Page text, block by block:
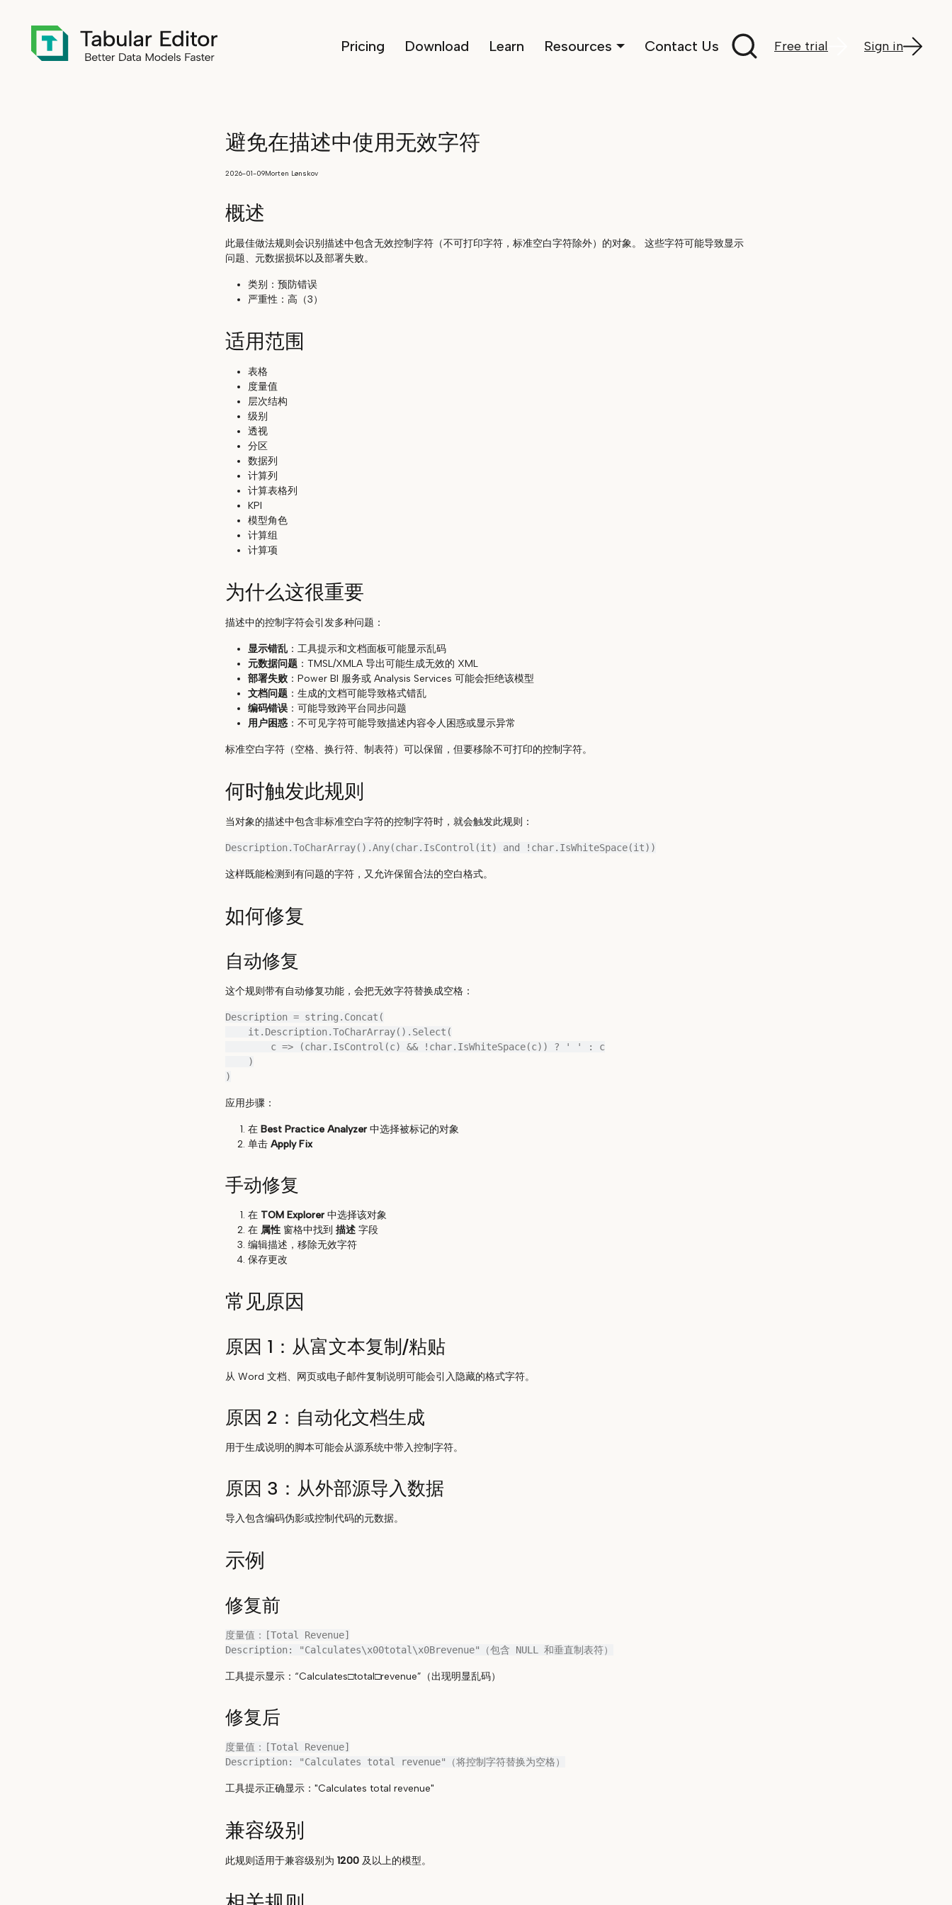
Pricing Download Learn Resources Contact Us Free trial Sign in
避免在描述中使用无效字符
2026-01-09Morten Lønskov
概述
此最佳做法规则会识别描述中包含无效控制字符（不可打印字符，标准空白字符除外）的对象。 这些字符可能导致显示
问题、元数据损坏以及部署失败。
类别：预防错误
严重性：高（3）
适用范围
表格
度量值
层次结构
级别
透视
分区
数据列
计算列
计算表格列
KPI
模型角色
计算组
计算项
为什么这很重要
描述中的控制字符会引发多种问题：
显示错乱：工具提示和文档面板可能显示乱码
元数据问题：TMSL/XMLA 导出可能生成无效的 XML
部署失败：Power BI 服务或 Analysis Services 可能会拒绝该模型
文档问题：生成的文档可能导致格式错乱
编码错误：可能导致跨平台同步问题
用户困惑：不可见字符可能导致描述内容令人困惑或显示异常
标准空白字符（空格、换行符、制表符）可以保留，但要移除不可打印的控制字符。
何时触发此规则
当对象的描述中包含非标准空白字符的控制字符时，就会触发此规则：
这样既能检测到有问题的字符，又允许保留合法的空白格式。
如何修复
自动修复
这个规则带有自动修复功能，会把无效字符替换成空格：
Description = string.Concat(
应用步骤：
在 Best Practice Analyzer中选择被标记的对象
单击 Apply Fix
手动修复
在 TOM Explorer中选择该对象
在 属性窗格中找到 描述字段
编辑描述，移除无效字符
保存更改
常见原因
原因 1：从富文本复制/粘贴
从 Word 文档、网页或电子邮件复制说明可能会引入隐藏的格式字符。
原因 2：自动化文档生成
用于生成说明的脚本可能会从源系统中带入控制字符。
原因 3：从外部源导入数据
导入包含编码伪影或控制代码的元数据。
示例
修复前
度量值：[Total Revenue]
工具提示显示：“Calculates□total□revenue”（出现明显乱码）
修复后
度量值：[Total Revenue]
工具提示正确显示："Calculates total revenue"
兼容级别
此规则适用于兼容级别为 1200及以上的模型。